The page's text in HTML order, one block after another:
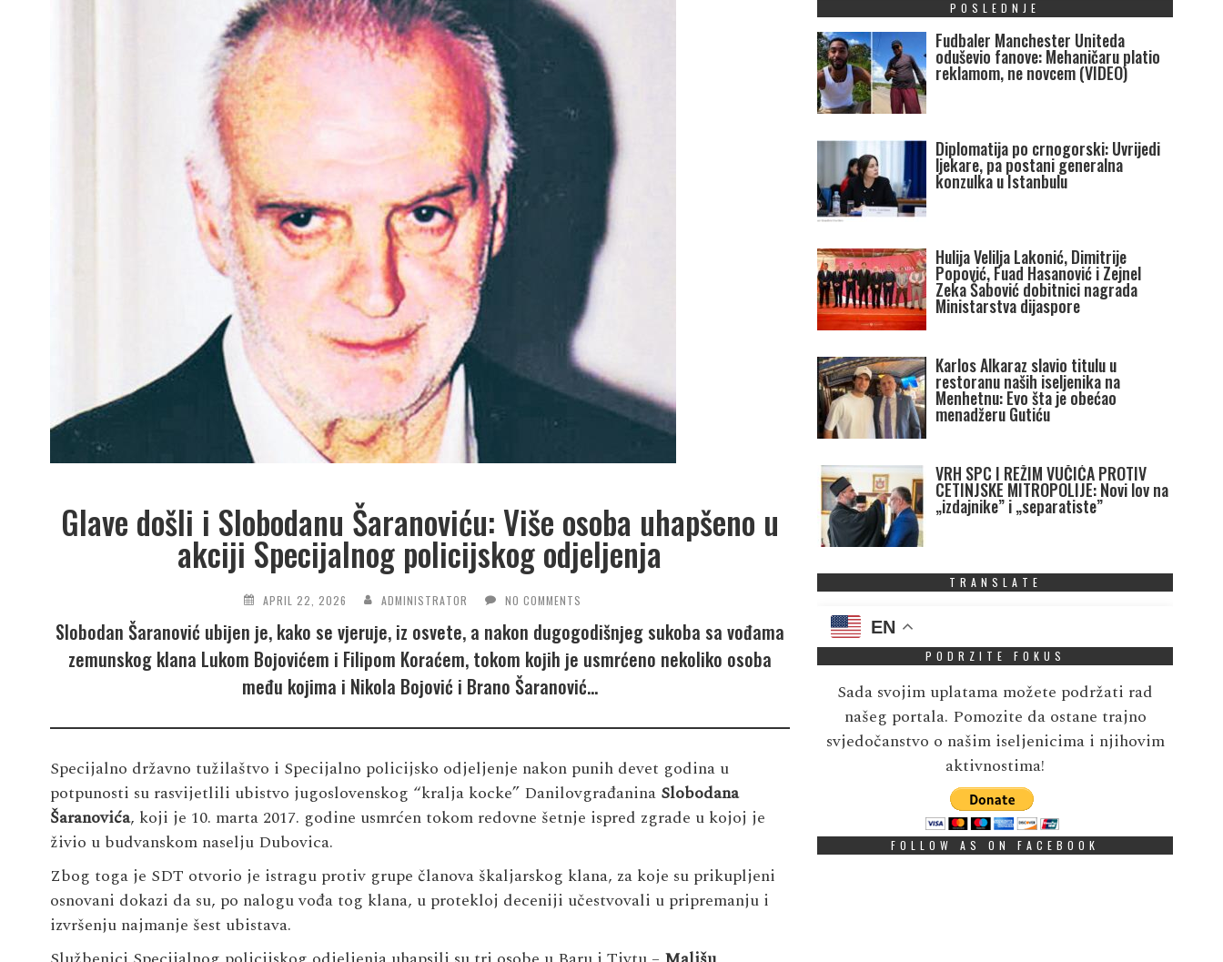
Glave došli i Slobodanu Šaranoviću: Više osoba uhapšeno u
akciji Specijalnog policijskog odjeljenja
APRIL 22, 2026 ADMINISTRATOR NO COMMENTS
Slobodan Šaranović ubijen je, kako se vjeruje, iz osvete, a nakon dugogodišnjeg sukoba sa vođama
zemunskog klana Lukom Bojovićem i Filipom Koraćem, tokom kojih je usmrćeno nekoliko osoba
među kojima i Nikola Bojović i Brano Šaranović…
Specijalno državno tužilaštvo i Specijalno policijsko odjeljenje nakon punih devet godina u
potpunosti su rasvijetlili ubistvo jugoslovenskog “kralja kocke” Danilovgrađanina Slobodana
Šaranovića, koji je 10. marta 2017. godine usmrćen tokom redovne šetnje ispred zgrade u kojoj je
živio u budvanskom naselju Dubovica.
Zbog toga je SDT otvorio je istragu protiv grupe članova škaljarskog klana, za koje su prikupljeni
osnovani dokazi da su, po nalogu vođa tog klana, u protekloj deceniji učestvovali u pripremanju i
izvršenju najmanje šest ubistava.
POSLEDNJE
Fudbaler Manchester Uniteda
oduševio fanove: Mehaničaru platio
reklamom, ne novcem (VIDEO)
Diplomatija po crnogorski: Uvrijedi
ljekare, pa postani generalna
konzulka u Istanbulu
Hulija Velilja Lakonić, Dimitrije
Popović, Fuad Hasanović i Zejnel
Zeka Šabović dobitnici nagrada
Ministarstva dijaspore
Karlos Alkaraz slavio titulu u
restoranu naših iseljenika na
Menhetnu: Evo šta je obećao
menadžeru Gutiću
VRH SPC I REŽIM VUČIĆA PROTIV
CETINJSKE MITROPOLIJE: Novi lov na
„izdajnike” i „separatiste”
TRANSLATE
EN
PODRZITE FOKUS
Sada svojim uplatama možete podržati rad
našeg portala. Pomozite da ostane trajno
svjedočanstvo o našim iseljenicima i njihovim
aktivnostima!
FOLLOW AS ON FACEBOOK